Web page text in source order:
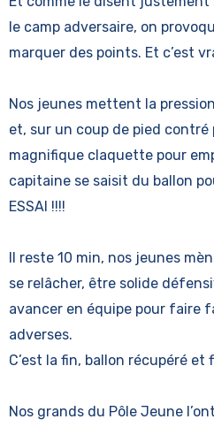
le camp adversaire, on
marquer des points. Et c’est
Nos jeunes mettent la
et, sur un coup de pied contré
magnifique claquette pour
capitaine se saisit du ballon
ESSAI !!!!
Il reste 10 min, nos jeunes
se relâcher, être solide
avancer en équipe pour faire
adverses.
C’est la fin, ballon récupéré et
Nos grands du Pôle Jeune